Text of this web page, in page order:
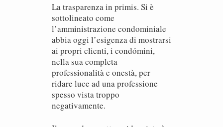
La trasparenza in primis. Si è
sottolineato come
l’amministrazione condominiale
abbia oggi l’esigenza di mostrarsi
ai propri clienti, i condómini,
nella sua completa
professionalità e onestà, per
ridare luce ad una professione
spesso vista troppo
negativamente.